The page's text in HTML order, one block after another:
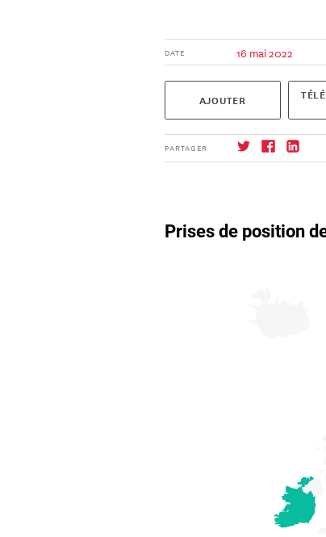
DATE 16 mai 2022
AJOUTER
PARTAGER